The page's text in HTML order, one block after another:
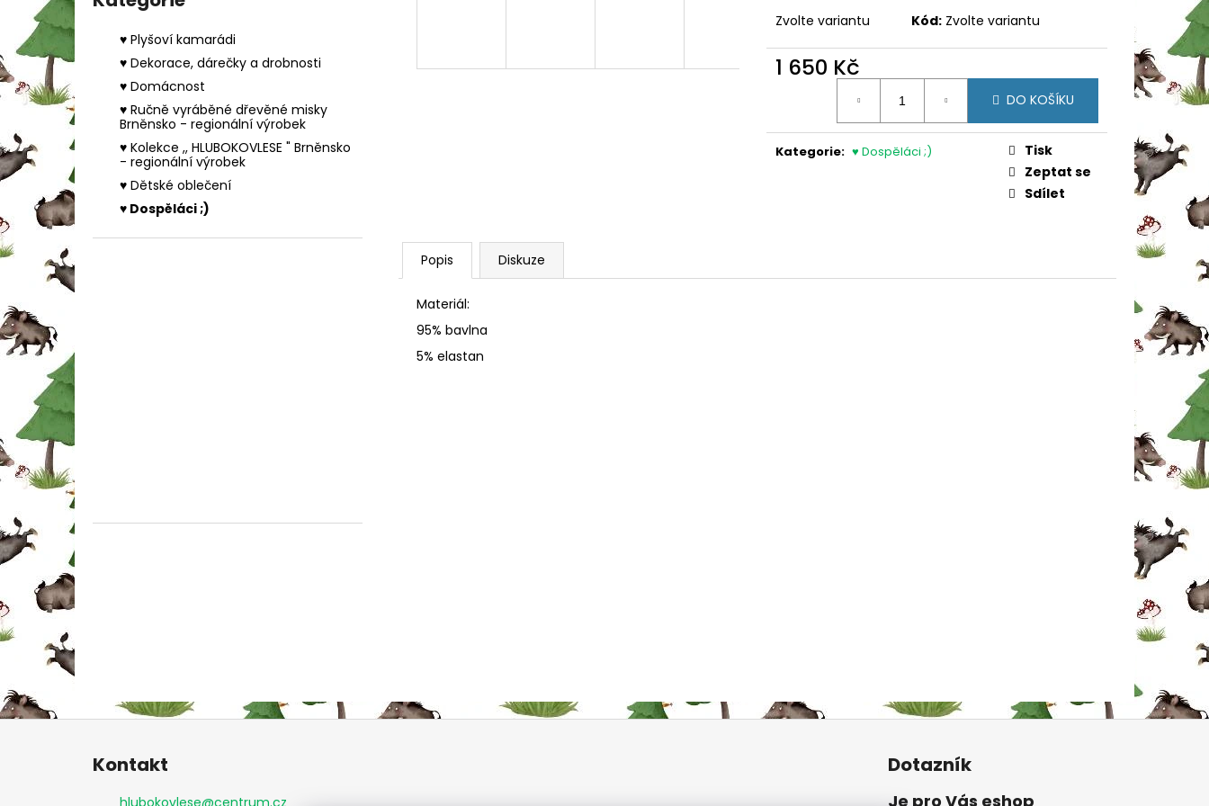
l
♥ Plyšoví kamarádi
♥ Dekorace, dárečky a drobnosti
♥ Domácnost
♥ Ručně vyráběné dřevěné misky
Brněnsko - regionální výrobek
♥ Kolekce ,, HLUBOKOVLESE " Brněnsko
- regionální výrobek
♥ Dětské oblečení
♥ Dospěláci ;)
Zvolte variantu Kód: Zvolte variantu
1 650 Kč
DO KOŠÍKU
Kategorie: ♥ Dospěláci ;)
Tisk
Zeptat se
Sdílet
Popis Diskuze
Materiál:
95% bavlna
5% elastan
MYŠÁTKO V KUFŘÍKU
Z
Kontakt
hlubokovlese@centrum.cz
Dotazník
Je pro Vás eshop